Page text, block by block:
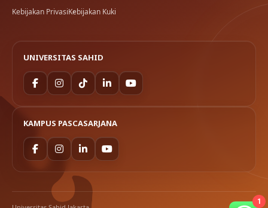
Kebijakan PrivasiKebijakan Kuki
UNIVERSITAS SAHID
KAMPUS PASCASARJANA
1